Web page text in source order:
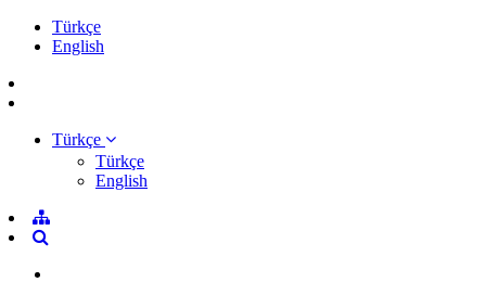
Türkçe
English
Türkçe
Türkçe
English